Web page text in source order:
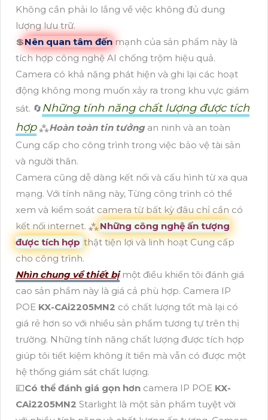
Không cần phải lo lắng về việc không đủ dung
lượng lưu trữ.
💲Nên quan tâm đến mạnh của sản phẩm này là
tích hợp công nghệ AI chống trộm hiệu quả.
Camera có khả năng phát hiện và ghi lại các hoạt
động không mong muốn xảy ra trong khu vực giám
sát. 🔄 Những tính năng chất lượng được tích
hợp⁂Hoàn toàn tin tưởngan ninh và an toàn
Cung cấp cho công trình trong việc bảo vệ tài sản
và người thân.
Camera cũng dễ dàng kết nối và cấu hình từ xa qua
mạng. Với tính năng này, Từng công trình có thể
xem và kiểm soát camera từ bất kỳ đâu chỉ cần có
kết nối internet. ⁂Những công nghệ ấn tượng
được tích hợp thật tiện lợi và linh hoạt Cung cấp
cho công trình.
Nhìn chung về thiết bịmột điều khiến tôi đánh giá
cao sản phẩm này là giá cả phù hợp. Camera IP
POE KX-CAi2205MN2 có chất lượng tốt mà lại có
giá rẻ hơn so với nhiều sản phẩm tương tự trên thị
trường. Những tính năng chất lượng được tích hợp
giúp tôi tiết kiệm không ít tiền mà vẫn có được một
hệ thống giám sát chất lượng.
💷Có thể đánh giá gọn hơn camera IP POE KX-
CAi2205MN2 Starlight là một sản phẩm tuyệt vời